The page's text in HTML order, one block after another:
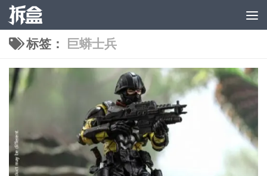
跳至内容
标签： 巨蟒士兵